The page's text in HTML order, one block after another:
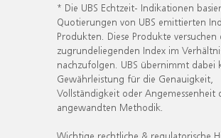
* Die UBS Echtzeit- Indikationen
Quotierungen von UBS emittierten
Produkten. Diese Produkte versuchen
zugrundeliegenden Index im
nachzufolgen. UBS übernimmt dabei
Gewährleistung für die Genauigkeit,
Vollständigkeit oder Angemessenheit
angewandten Methodik.